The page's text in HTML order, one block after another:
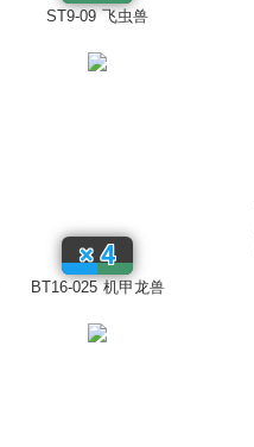
ST9-09 飞虫兽
BT16-025 机甲龙兽
×4